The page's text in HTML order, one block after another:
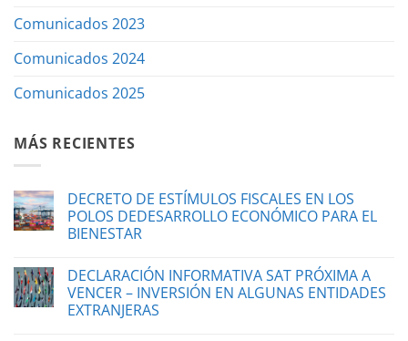
Comunicados 2023
Comunicados 2024
Comunicados 2025
MÁS RECIENTES
DECRETO DE ESTÍMULOS FISCALES EN LOS
POLOS DEDESARROLLO ECONÓMICO PARA EL
BIENESTAR
DECLARACIÓN INFORMATIVA SAT PRÓXIMA A
VENCER – INVERSIÓN EN ALGUNAS ENTIDADES
EXTRANJERAS